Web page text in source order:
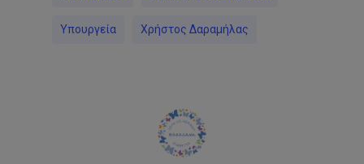
Υπουργεία Χρήστος Δαραμήλας